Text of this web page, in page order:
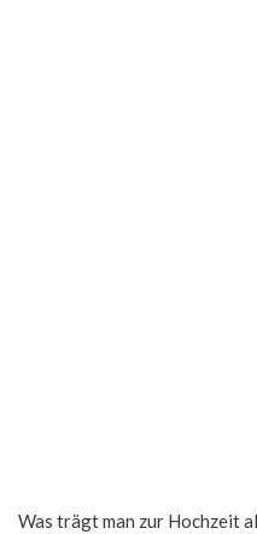
Was trägt man zur Hochzeit